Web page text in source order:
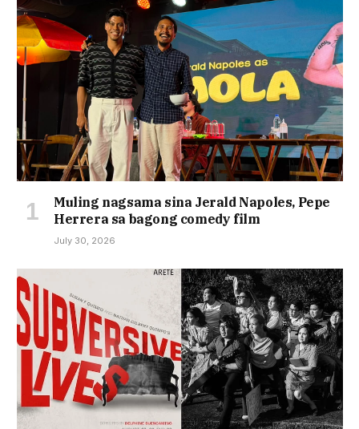
Muling nagsama sina Jerald Napoles, Pepe
Herrera sa bagong comedy film
July 30, 2026